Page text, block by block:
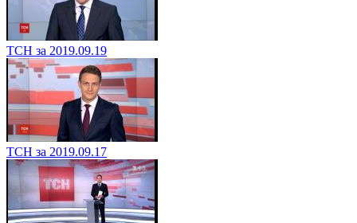
ТСН за 2019.09.19
ТСН за 2019.09.17